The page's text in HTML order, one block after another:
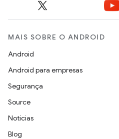
MAIS SOBRE O ANDROID
Android
Android para empresas
Segurança
Source
Notícias
Blog